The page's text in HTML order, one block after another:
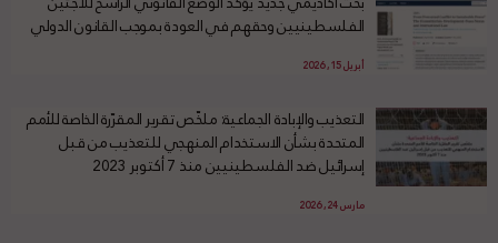
الفلسطينيين وحقهم في العودة بموجب القانون الدولي
أبريل 15, 2026
التعذيب والإبادة الجماعية: ملخّص تقرير المقرّرة الخاصة للأمم
المتحدة بشأن الاستخدام المنهجي للتعذيب من قبل
إسرائيل ضد الفلسطينيين منذ 7 أكتوبر 2023
مارس 24, 2026